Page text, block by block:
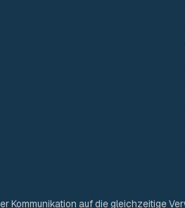
Kommunikation auf die gleichzeitige